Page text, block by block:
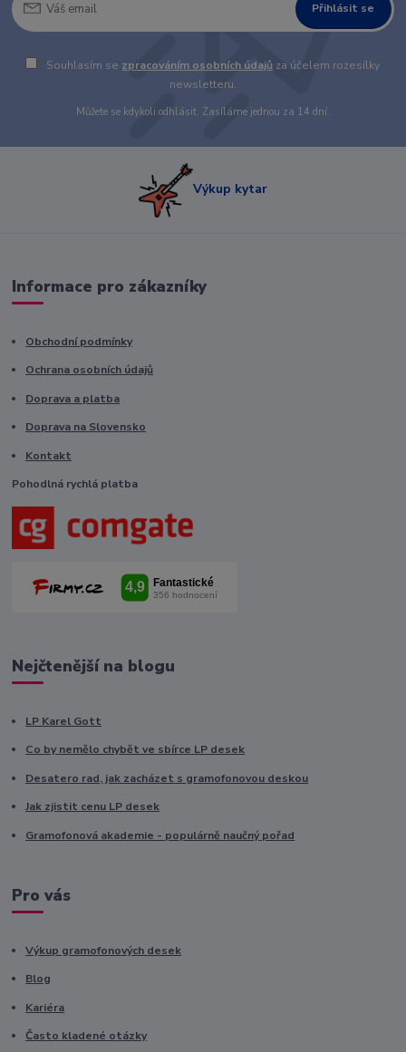
Přihlásit se
Souhlasím se zpracováním osobních údajů za účelem rozesílky
newsletteru.
Můžete se kdykoli odhlásit. Zasíláme jednou za 14 dní.
Výkup kytar
Informace pro zákazníky
Obchodní podmínky
Ochrana osobních údajů
Doprava a platba
Doprava na Slovensko
Kontakt
Pohodlná rychlá platba
Nejčtenější na blogu
LP Karel Gott
Co by nemělo chybět ve sbírce LP desek
Desatero rad, jak zacházet s gramofonovou deskou
Jak zjistit cenu LP desek
Gramofonová akademie - populárně naučný pořad
Pro vás
Výkup gramofonových desek
Blog
Kariéra
Často kladené otázky